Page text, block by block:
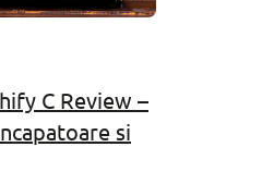
C Review –
si